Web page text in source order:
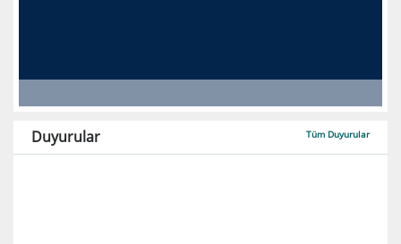
Duyurular Tüm Duyurular